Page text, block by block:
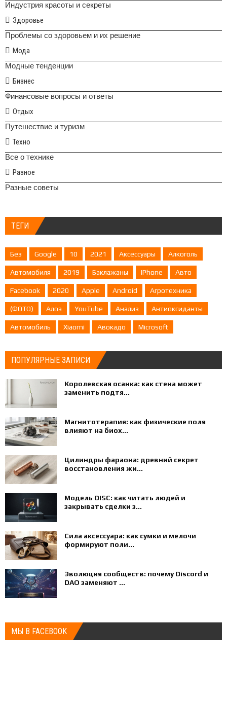
Индустрия красоты и секреты
Здоровье
Проблемы со здоровьем и их решение
Мода
Модные тенденции
Бизнес
Финансовые вопросы и ответы
Отдых
Путешествие и туризм
Техно
Все о технике
Разное
Разные советы
ТЕГИ
Без Google 10 2021 Аксессуары Алкоголь
Автомобиля 2019 Баклажаны IPhone Авто
Facebook 2020 Apple Android Агротехника
(ФОТО) Алоэ YouTube Анализ Антиоксиданты
Автомобиль Xiaomi Авокадо Microsoft
ПОПУЛЯРНЫЕ ЗАПИСИ
Королевская осанка: как стена может
заменить подтя...
Магнитотерапия: как физические поля
влияют на биох...
Цилиндры фараона: древний секрет
восстановления жи...
Модель DISC: как читать людей и
закрывать сделки з...
Сила аксессуара: как сумки и мелочи
формируют поли...
Эволюция сообществ: почему Discord и
DAO заменяют ...
МЫ В FACEBOOK